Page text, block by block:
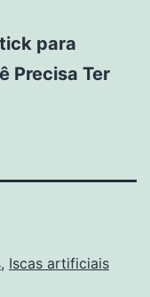
para
Precisa Ter
, Iscas artificiais